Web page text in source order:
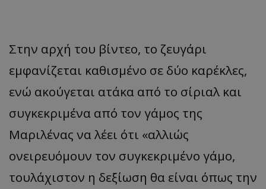
Στην αρχή του βίντεο, το ζευγάρι
εμφανίζεται καθισμένο σε δύο καρέκλες,
ενώ ακούγεται ατάκα από το σίριαλ και
συγκεκριμένα από τον γάμος της
Μαριλένας να λέει ότι «αλλιώς
ονειρευόμουν τον συγκεκριμένο γάμο,
τουλάχιστον η δεξίωση θα είναι όπως την